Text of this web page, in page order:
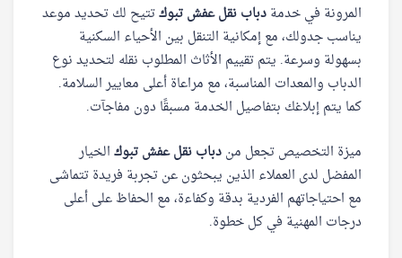
المرونة في خدمةدباب نقل عفش تبوكتتيح لك تحديد موعد
يناسب جدولك، مع إمكانية التنقل بين الأحياء السكنية
بسهولة وسرعة. يتم تقييم الأثاث المطلوب نقله لتحديد نوع
الدباب والمعدات المناسبة، مع مراعاة أعلى معايير السلامة.
كما يتم إبلاغك بتفاصيل الخدمة مسبقًا دون مفاجآت.
ميزة التخصيص تجعل مندباب نقل عفش تبوكالخيار
المفضل لدى العملاء الذين يبحثون عن تجربة فريدة تتماشى
مع احتياجاتهم الفردية بدقة وكفاءة، مع الحفاظ على أعلى
درجات المهنية في كل خطوة.